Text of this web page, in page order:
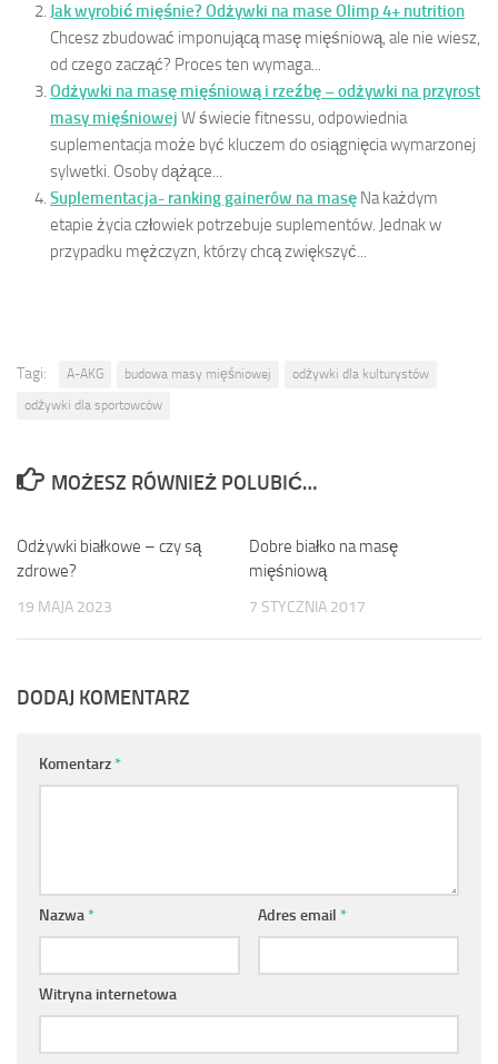
Jak wyrobić mięśnie? Odżywki na mase Olimp 4+ nutrition
Chcesz zbudować imponującą masę mięśniową, ale nie wiesz,
od czego zacząć? Proces ten wymaga...
Odżywki na masę mięśniową i rzeźbę – odżywki na przyrost
masy mięśniowej W świecie fitnessu, odpowiednia
suplementacja może być kluczem do osiągnięcia wymarzonej
sylwetki. Osoby dążące...
Suplementacja- ranking gainerów na masę Na każdym
etapie życia człowiek potrzebuje suplementów. Jednak w
przypadku mężczyzn, którzy chcą zwiększyć...
Tagi: A-AKG budowa masy mięśniowej
odżywki dla kulturystów
odżywki dla sportowców
MOŻESZ RÓWNIEŻ POLUBIĆ…
Odżywki białkowe – czy są
zdrowe?
19 MAJA 2023
Dobre białko na masę
mięśniową
7 STYCZNIA 2017
DODAJ KOMENTARZ
Komentarz*
Nazwa* Adres email *
Witryna internetowa